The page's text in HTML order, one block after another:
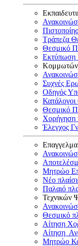
Τράπεζα
Θεσμικό
Εκτύπωση
Κομμωτών
Συχνές
Οδηγός
Θεσμικό
Χορήγηση
Έλεγχος
Μητρώο
Νέο
Παλαιό
Τεχνικών
Θεσμικό
Αίτηση
Αίτηση
Μητρώο